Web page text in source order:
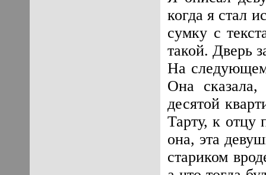
когда я стал
сумку с
такой. Дверь
На
Она
десятой
Тарту, к отцу
она, эта
стариком